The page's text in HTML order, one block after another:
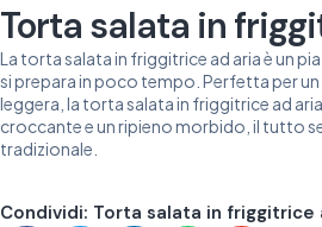
Torta salata in
La torta salata in friggitrice ad aria è un
si prepara in poco tempo. Perfetta per
leggera, la torta salata in friggitrice ad
croccante e un ripieno morbido, il tutto
tradizionale.
Condividi: Torta salata in friggitrice